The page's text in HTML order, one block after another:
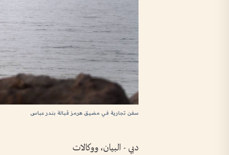
سفن تجارية في مضيق هرمز قبالة بندر عباس
دبي - البيان، ووكالات